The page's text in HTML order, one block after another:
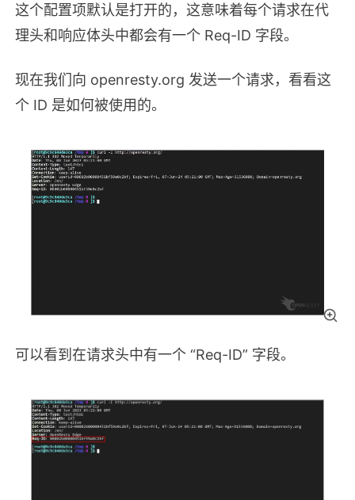
这个配置项默认是打开的，这意味着每个请求在代
理头和响应体头中都会有一个 Req-ID 字段。
现在我们向 openresty.org 发送一个请求，看看这
个 ID 是如何被使用的。
可以看到在请求头中有一个 “Req-ID” 字段。